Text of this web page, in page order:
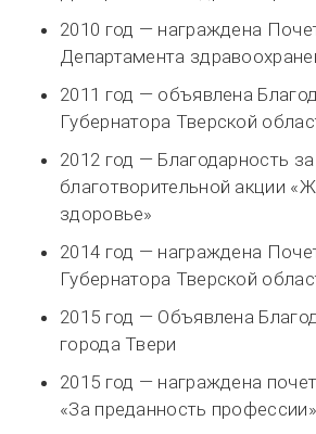
2010 год — награждена
Департамента
2011 год — объявлена
Губернатора Тверской
2012 год — Благодарность
благотворительной акции
здоровье»
2014 год — награждена
Губернатора Тверской
2015 год — Объявлена
города Твери
2015 год — награждена
«За преданность профессии»